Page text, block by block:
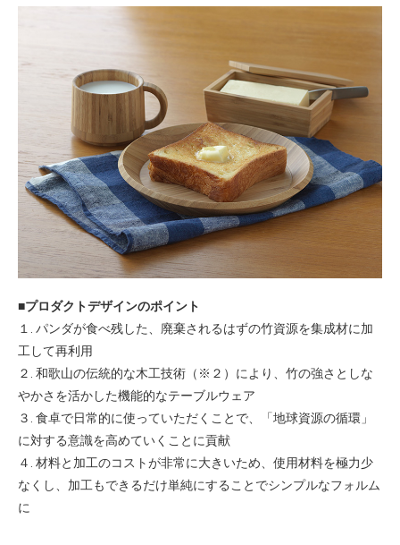
■プロダクトデザインのポイント
１. パンダが⾷べ残した、廃棄されるはずの⽵資源を集成材に加
⼯して再利⽤
２. 和歌⼭の伝統的な⽊⼯技術（※２）により、⽵の強さとしな
やかさを活かした機能的なテーブルウェア
３. ⾷卓で⽇常的に使っていただくことで、「地球資源の循環」
に対する意識を⾼めていくことに貢献
４. 材料と加⼯のコストが⾮常に⼤きいため、使⽤材料を極⼒少
なくし、加⼯もできるだけ単純にすることでシンプルなフォルム
に